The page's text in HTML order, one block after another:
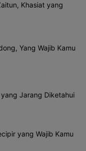
Khasiat yang
Yang Wajib Kamu
Jarang Diketahui
yang Wajib Kamu